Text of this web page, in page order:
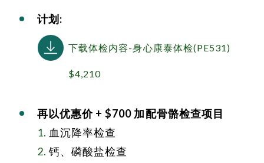
计划:
下载体检内容-身心康泰体检(PE531)
$4,210
再以优惠价 + $700 加配骨骼检查项目
1. 血沉降率检查
2. 钙、磷酸盐检查